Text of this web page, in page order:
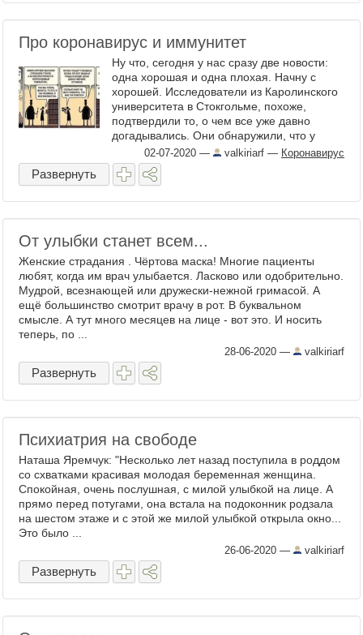
Про коронавирус и иммунитет
Ну что, сегодня у нас сразу две новости:
одна хорошая и одна плохая. Начну с
хорошей. Исследователи из Каролинского
университета в Стокгольме, похоже,
подтвердили то, о чем все уже давно
догадывались. Они обнаружили, что у
множества людей, у которых не было
симптомов COVID-19 или они ...
02-07-2020 — valkiriarf — Коронавирус
Развернуть
От улыбки станет всем...
Женские страдания . Чёртова маска! Многие пациенты
любят, когда им врач улыбается. Ласково или одобрительно.
Мудрой, всезнающей или дружески-нежной гримасой. А
ещё большинство смотрит врачу в рот. В буквальном
смысле. А тут много месяцев на лице - вот это. И носить
теперь, по ...
28-06-2020 — valkiriarf
Развернуть
Психиатрия на свободе
Наташа Яремчук: "Несколько лет назад поступила в роддом
со схватками красивая молодая беременная женщина.
Спокойная, очень послушная, с милой улыбкой на лице. А
прямо перед потугами, она встала на подоконник родзала
на шестом этаже и с этой же милой улыбкой открыла окно...
Это было ...
26-06-2020 — valkiriarf
Развернуть